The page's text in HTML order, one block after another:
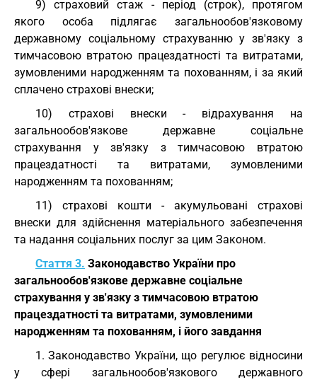
9) страховий стаж - період (строк), протягом
якого особа підлягає загальнообов'язковому
державному соціальному страхуванню у зв'язку з
тимчасовою втратою працездатності та витратами,
зумовленими народженням та похованням, і за який
сплачено страхові внески;
10) страхові внески - відрахування на
загальнообов'язкове державне соціальне
страхування у зв'язку з тимчасовою втратою
працездатності та витратами, зумовленими
народженням та похованням;
11) страхові кошти - акумульовані страхові
внески для здійснення матеріального забезпечення
та надання соціальних послуг за цим Законом.
Стаття 3. Законодавство України про
загальнообов'язкове державне соціальне
страхування у зв'язку з тимчасовою втратою
працездатності та витратами, зумовленими
народженням та похованням, і його завдання
1. Законодавство України, що регулює відносини
у сфері загальнообов'язкового державного